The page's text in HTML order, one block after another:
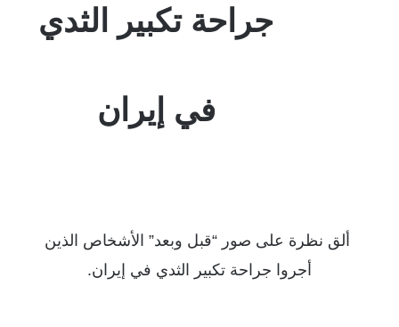
جراحة تكبير الثدي
في إيران
ألق نظرة على صور “قبل وبعد” الأشخاص الذين
أجروا جراحة تكبير الثدي في إيران.